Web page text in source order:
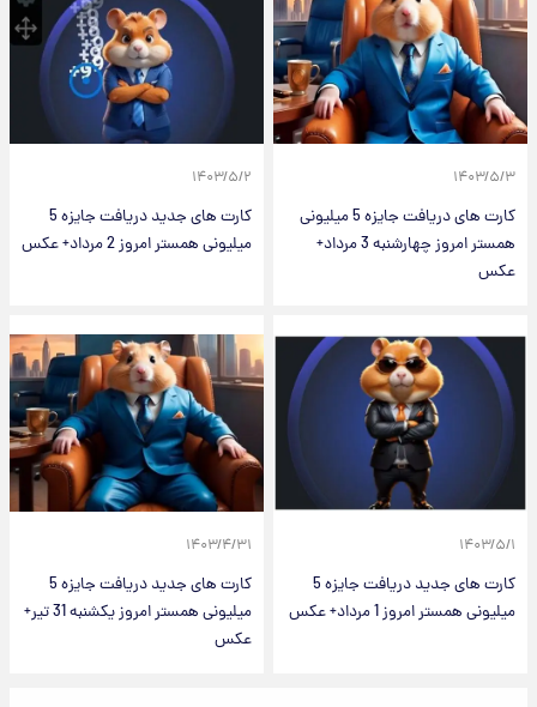
۱۴۰۳/۵/۳
کارت های دریافت جایزه 5 میلیونی
همستر امروز چهارشنبه 3 مرداد+
عکس
۱۴۰۳/۵/۲
کارت های جدید دریافت جایزه 5
میلیونی همستر امروز 2 مرداد+ عکس
۱۴۰۳/۵/۱
کارت های جدید دریافت جایزه 5
میلیونی همستر امروز 1 مرداد+ عکس
۱۴۰۳/۴/۳۱
کارت های جدید دریافت جایزه 5
میلیونی همستر امروز یکشنبه 31 تیر+
عکس